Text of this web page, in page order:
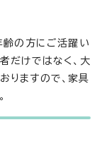
の方にご活躍い
だけではなく、大
りますので、家具